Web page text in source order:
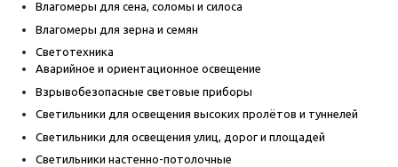
Влагомеры для сена, соломы и силоса
Влагомеры для зерна и семян
Светотехника
Аварийное и ориентационное освещение
Взрывобезопасные световые приборы
Светильники для освещения высоких пролётов и туннелей
Светильники для освещения улиц, дорог и площадей
Светильники настенно-потолочные